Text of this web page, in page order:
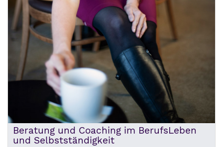
Beratung und Coaching im BerufsLeben
und Selbstständigkeit